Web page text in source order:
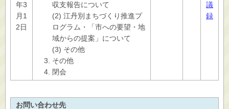
年3
月1
2日
収支報告について
(2) 江丹別まちづくり推進プ
ログラム・「市への要望・地
域からの提案」について
(3) その他
その他
閉会
議
録
お問い合わせ先